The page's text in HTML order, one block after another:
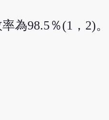
為98.5％(1，2)。